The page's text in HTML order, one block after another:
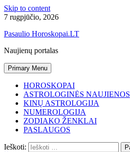
Skip to content
7 rugpjūčio, 2026
Pasaulio Horoskopai.LT
Naujienų portalas
Primary Menu
HOROSKOPAI
ASTROLOGINĖS NAUJIENOS
KINŲ ASTROLOGIJA
NUMEROLOGIJA
ZODIAKO ŽENKLAI
PASLAUGOS
Ieškoti: